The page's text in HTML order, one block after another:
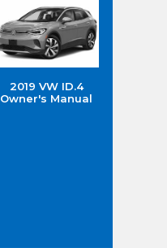
2019 VW ID.4
Owner's Manual